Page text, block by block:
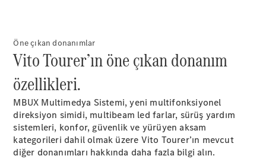
Sıfır Araç
Ara
Sertifikalı
Kullanılmış
Araçlar
Öne çıkan donanımlar
Vito Tourer’ın öne çıkan donanım
özellikleri.
MBUX Multimedya Sistemi, yeni multifonksiyonel
direksiyon simidi, multibeam led farlar, sürüş yardım
sistemleri, konfor, güvenlik ve yürüyen aksam
kategorileri dahil olmak üzere Vito Tourer’ın mevcut
diğer donanımları hakkında daha fazla bilgi alın.